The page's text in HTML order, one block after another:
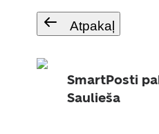
Atpakaļ
SmartPosti
Saulieša